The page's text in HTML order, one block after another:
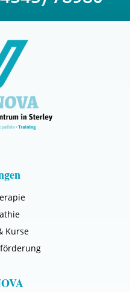
Kurse